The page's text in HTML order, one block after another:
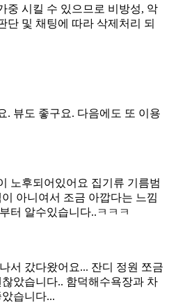
중 시킬 수 있으므로 비방성, 악
단 및 채팅에 따라 삭제처리 되
. 뷰도 좋구요. 다음에도 또 이용
노후되어있어요 집기류 기름범
아니여서 조금 아깝다는 느낌
터 알수있습니다..ㅋㅋㅋ
서 갔다왔어요... 잔디 정원 쪼금
았습니다.. 함덕해수욕장과 차
습니다...